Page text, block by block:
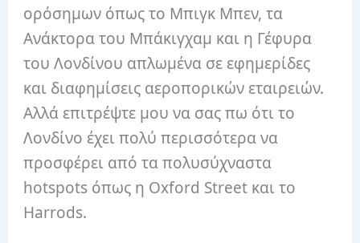
ορόσημων όπως το Μπιγκ Μπεν, τα
Ανάκτορα του Μπάκιγχαμ και η Γέφυρα
του Λονδίνου απλωμένα σε εφημερίδες
και διαφημίσεις αεροπορικών εταιρειών.
Αλλά επιτρέψτε μου να σας πω ότι το
Λονδίνο έχει πολύ περισσότερα να
προσφέρει από τα πολυσύχναστα
hotspots όπως η Oxford Street και το
Harrods.